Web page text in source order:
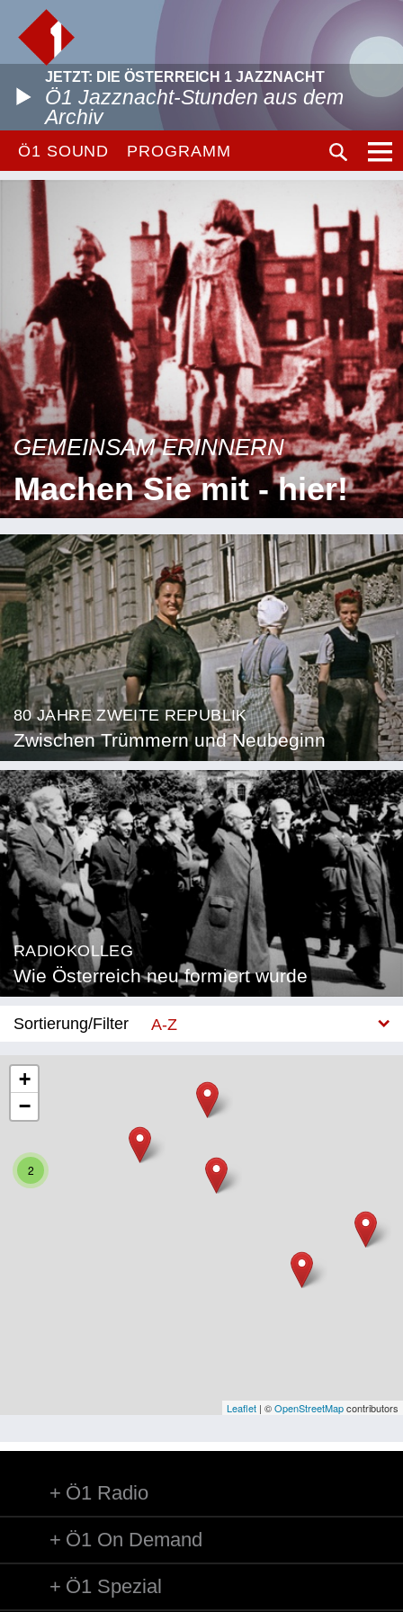
JETZT: DIE ÖSTERREICH 1 JAZZNACHT
Ö1 Jazznacht-Stunden aus dem
Archiv
Ö1 SOUND PROGRAMM
GEMEINSAM ERINNERN
Machen Sie mit - hier!
80 JAHRE ZWEITE REPUBLIK
Zwischen Trümmern und Neubeginn
RADIOKOLLEG
Wie Österreich neu formiert wurde
Sortierung/Filter
A-Z
Bundesland
Kärnten
Vorarlberg
Besatzungsmächte
Frauen, Mütter, Kinder
2
+
−
Leaflet | ©OpenStreetMapcontributors
Ö1 Radio
Ö1 On Demand
Ö1 Spezial